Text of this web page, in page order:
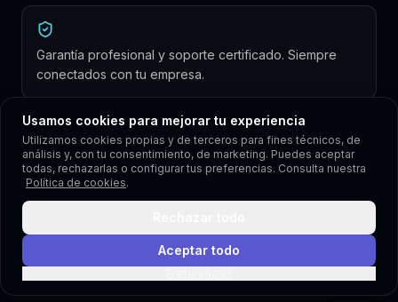
Usamos cookies para mejorar tu experiencia
Utilizamos cookies propias y de terceros para fines técnicos, de
análisis y, con tu consentimiento, de marketing. Puedes aceptar
todas, rechazarlas o configurar tus preferencias. Consulta nuestra
Política de cookies.
Aceptar todo
Garantía profesional y soporte certificado. Siempre
conectados con tu empresa.
Copyright © 2013–2026 Dcwsolutions.es · Todos los derechos
reservados
OEPM
Política de privacidadPolítica de cookies
Política de redes sociales